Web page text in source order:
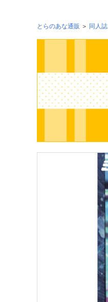
とらのあな通販 同人誌